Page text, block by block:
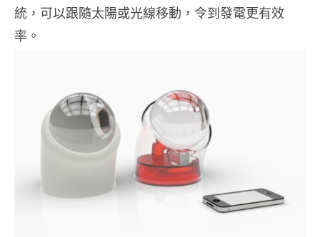
統，可以跟隨太陽或光線移動，令到發電更有效
率。